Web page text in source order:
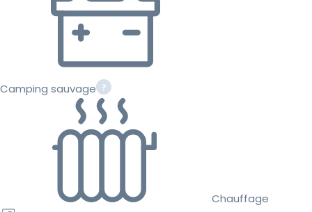
Camping sauvage
Chauffage